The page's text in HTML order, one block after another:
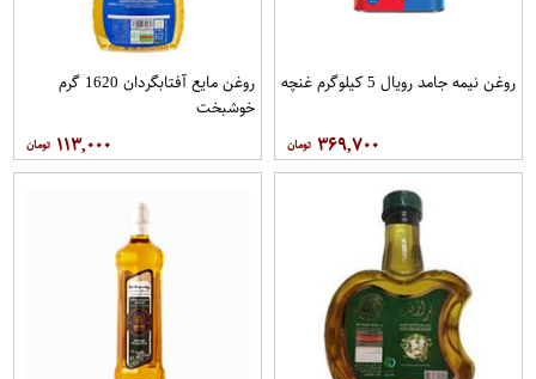
روغن نیمه جامد رویال 5 کيلوگرم غنچه
۳۶۹,۷۰۰
روغن مایع آفتابگردان 1620 گرم
خوشبخت
۱۱۳,۰۰۰